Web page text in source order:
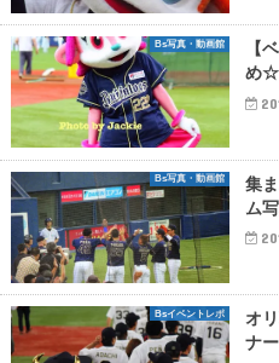
Bs写真・動画館
【
め☆
Bs写真・動画館
集
ム
Bsイベントレポ
オ
ナ